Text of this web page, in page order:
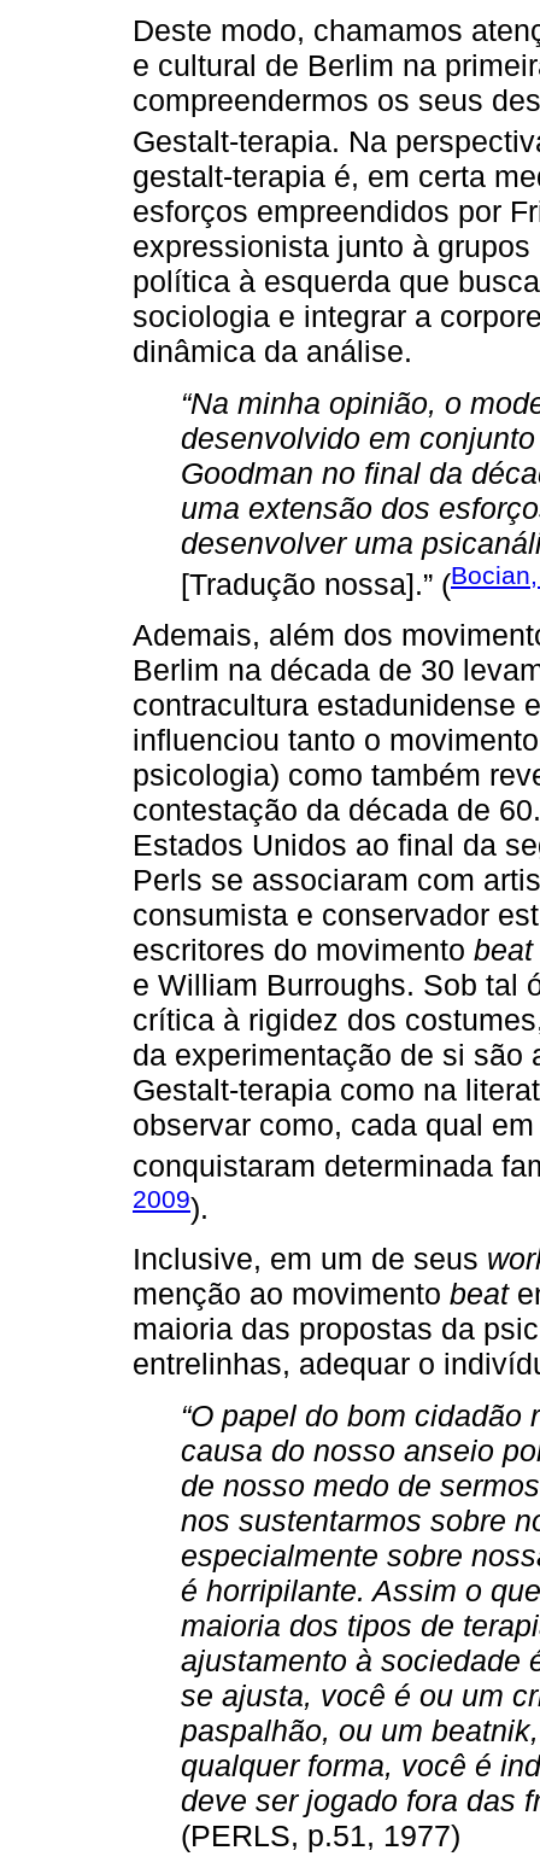
Deste modo, chamamos
e cultural de Berlim na
compreendermos os seus
Gestalt-terapia. Na
gestalt-terapia é, em certa
esforços empreendidos por
expressionista junto à
política à esquerda que
sociologia e integrar a
dinâmica da análise.
“Na minha opinião, o
desenvolvido em
Goodman no final da
uma extensão dos
desenvolver uma
[Tradução nossa].” (
Ademais, além dos
Berlim na década de 30
contracultura estadunidense
influenciou tanto o
psicologia) como também
contestação da década de
Estados Unidos ao final da
Perls se associaram com
consumista e conservador
escritores do movimento beat
e William Burroughs. Sob tal
crítica à rigidez dos
da experimentação de si são
Gestalt-terapia como na
observar como, cada qual
conquistaram determinada
2009).
Inclusive, em um de seus
menção ao movimento beat
maioria das propostas da
entrelinhas, adequar o
“O papel do bom
causa do nosso anseio
de nosso medo de
nos sustentarmos sobre
especialmente sobre
é horripilante. Assim o
maioria dos tipos de
ajustamento à sociedade
se ajusta, você é ou um
paspalhão, ou um
qualquer forma, você é
deve ser jogado fora das
(PERLS, p.51, 1977)